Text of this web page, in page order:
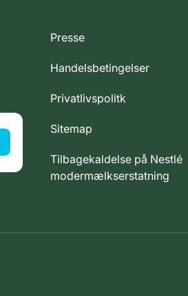
Presse
Handelsbetingelser
Privatlivspolitk
Sitemap
Tilbagekaldelse på Nestlé
modermælkserstatning